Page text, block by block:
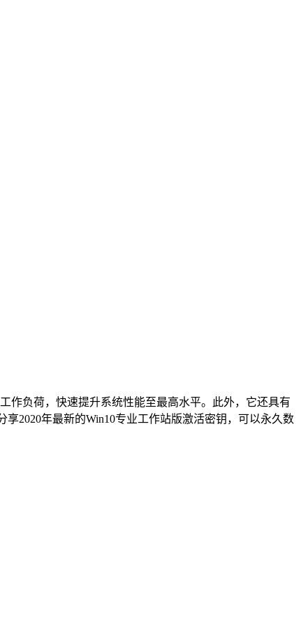
作负荷，快速提升系统性能至最高水平。此外，它还具有
2020年最新的Win10专业工作站版激活密钥，可以永久数